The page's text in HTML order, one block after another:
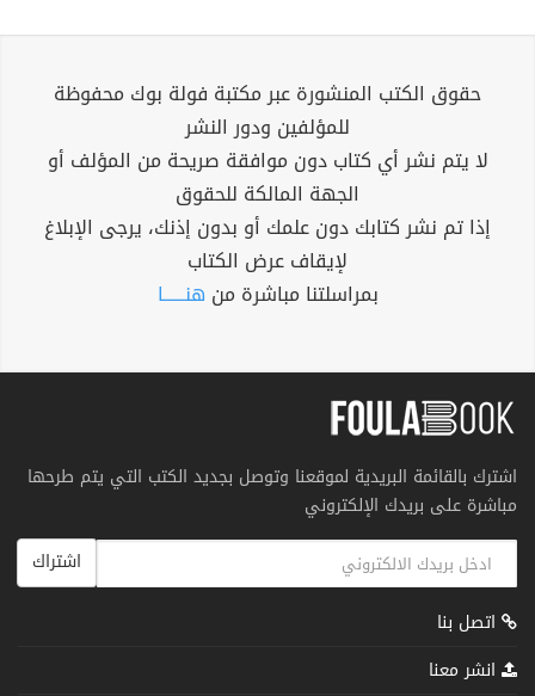
حقوق الكتب المنشورة عبر مكتبة فولة بوك محفوظة
للمؤلفين ودور النشر
لا يتم نشر أي كتاب دون موافقة صريحة من المؤلف أو
الجهة المالكة للحقوق
إذا تم نشر كتابك دون علمك أو بدون إذنك، يرجى الإبلاغ
لإيقاف عرض الكتاب
بمراسلتنا مباشرة من هنــــــا
اشترك بالقائمة البريدية لموقعنا وتوصل بجديد الكتب التي يتم طرحها
مباشرة على بريدك الإلكتروني
اشتراك
اتصل بنا
انشر معنا